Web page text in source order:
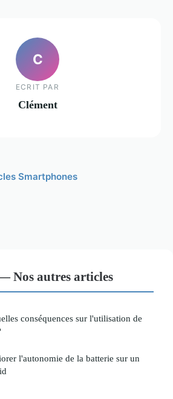
C
ECRIT PAR
Clément
Smartphones
Nos autres articles
conséquences sur l'utilisation de
l'autonomie de la batterie sur un